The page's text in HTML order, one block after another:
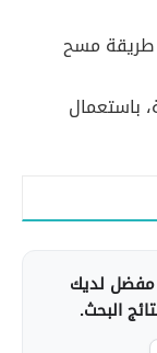
طريقة مسح
باستعمال
لديك
البحث.